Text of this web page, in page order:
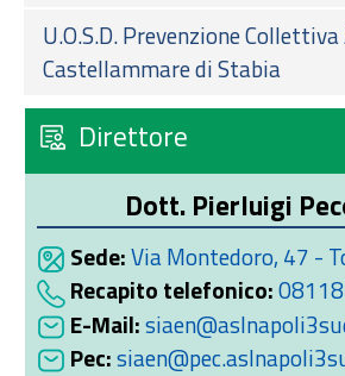
U.O.S.D. Prevenzione
Castellammare di Stabia
Direttore
Dott. Pierluigi
Sede:Via Montedoro, 47 -
Recapito telefonico:
E-Mail:
Pec: